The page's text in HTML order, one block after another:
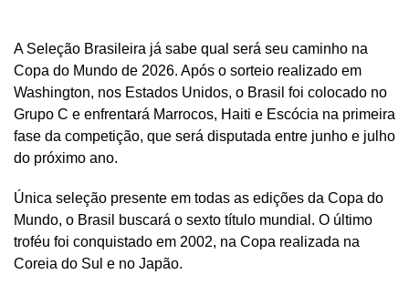
A Seleção Brasileira já sabe qual será seu caminho na
Copa do Mundo de 2026. Após o sorteio realizado em
Washington, nos Estados Unidos, o Brasil foi colocado no
Grupo C e enfrentará Marrocos, Haiti e Escócia na primeira
fase da competição, que será disputada entre junho e julho
do próximo ano.
Única seleção presente em todas as edições da Copa do
Mundo, o Brasil buscará o sexto título mundial. O último
troféu foi conquistado em 2002, na Copa realizada na
Coreia do Sul e no Japão.